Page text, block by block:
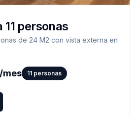
personas
de 24 M2 con vista externa en
mes 11 personas